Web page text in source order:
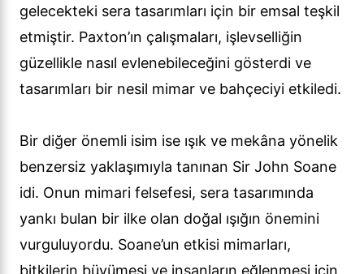
gelecekteki sera tasarımları için bir emsal teşkil
etmiştir. Paxton’ın çalışmaları, işlevselliğin
güzellikle nasıl evlenebileceğini gösterdi ve
tasarımları bir nesil mimar ve bahçeciyi etkiledi.
Bir diğer önemli isim ise ışık ve mekâna yönelik
benzersiz yaklaşımıyla tanınan Sir John Soane
idi. Onun mimari felsefesi, sera tasarımında
yankı bulan bir ilke olan doğal ışığın önemini
vurguluyordu. Soane’un etkisi mimarları,
bitkilerin büyümesi ve insanların eğlenmesi için